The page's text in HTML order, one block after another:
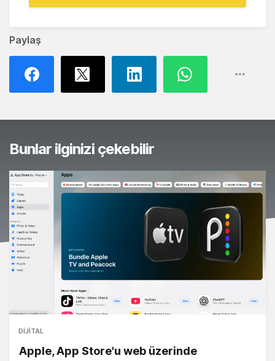
Paylaş
Bunlar ilginizi çekebilir
DIJITAL
Apple, App Store'u web üzerinde